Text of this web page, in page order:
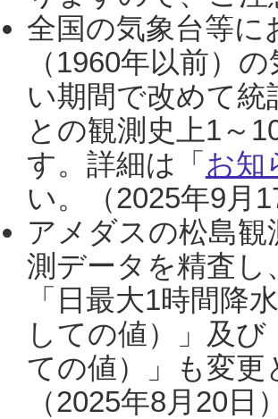
全国の気象台等に
（1960年以前）
い期間で改めて
との観測史上1～
す。詳細は「 お知
い。（2025年9月
アメダスの松島
測データを精査
「日最大1時間降
しての値）」及
ての値）」も変
（2025年8月20日）